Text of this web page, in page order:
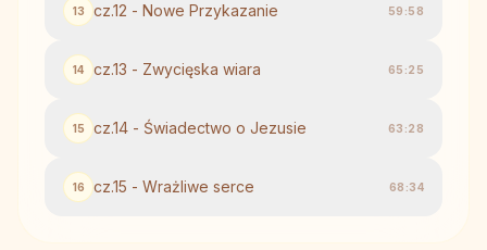
13 cz.12 - Nowe Przykazanie 59:58
14 cz.13 - Zwycięska wiara 65:25
15 cz.14 - Świadectwo o Jezusie 63:28
16 cz.15 - Wrażliwe serce 68:34